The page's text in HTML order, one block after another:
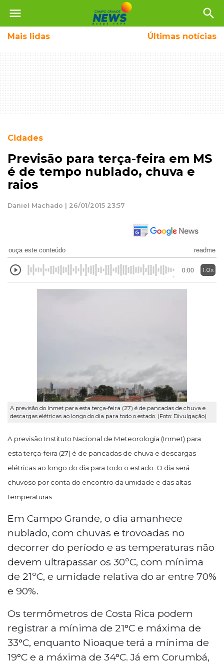
menu search
Mais lidas Últimas notícias
Cidades
Previsão para terça-feira em MS
é de tempo nublado, chuva e
raios
Daniel Machado | 26/01/2015 23:57
ouça este conteúdo readme
0:00 1.0x
A previsão do Inmet para esta terça-feira (27) é de pancadas de chuva e
descargas elétricas ao longo do dia para todo o estado. (Foto: Divulgação)
A previsão Instituto Nacional de Meteorologia (Inmet) para
esta terça-feira (27) é de pancadas de chuva e descargas
elétricas ao longo do dia para todo o estado. O dia será
chuvoso por conta do encontro da umidade e das altas
temperaturas.
Em Campo Grande, o dia amanhece
nublado, com chuvas e trovoadas no
decorrer do período e as temperaturas não
devem ultrapassar os 30ºC, com mínima
de 21ºC, e umidade relativa do ar entre 70%
e 90%.
Os termômetros de Costa Rica podem
registrar a mínima de 21°C e máxima de
33°C, enquanto Nioaque terá a mínima de
19°C e a máxima de 34°C. Já em Corumbá,